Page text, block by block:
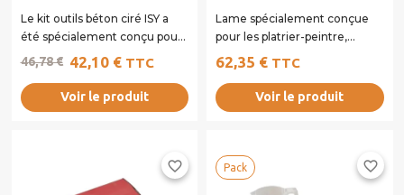
Le kit outils béton ciré ISY a
été spécialement conçu pour
42,10 € TTC
46,78 €
Voir le produit
Lame spécialement conçue
pour les platrier-peintre,
plaquiste ou enduiseur. Idéale
pour les...
62,35 € TTC
Voir le produit
favorite_border favorite_border
Pack